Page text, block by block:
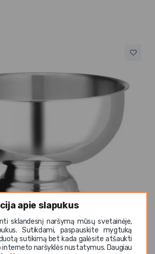
apie slapukus
sklandesnį naršymą mūsų svetainėje,
Sutikdami, paspauskite mygtuką
sutikimą bet kada galėsite atšaukti
interneto naršyklės nustatymus. Daugiau
buteliui metalinis su kojele 9.5 L